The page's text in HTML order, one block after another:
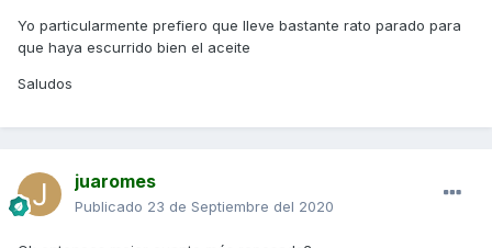
Yo particularmente prefiero que lleve bastante rato parado para
que haya escurrido bien el aceite
Saludos
juaromes
Publicado 23 de Septiembre del 2020